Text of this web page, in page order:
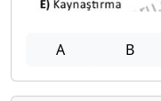
A B